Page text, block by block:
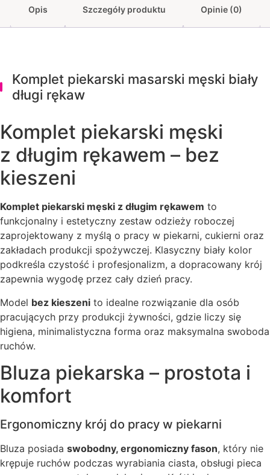
Opis Szczegóły produktu Opinie (0)
Komplet piekarski masarski męski biały
długi rękaw
Komplet piekarski męski
z długim rękawem – bez
kieszeni
Komplet piekarski męski z długim rękawem to
funkcjonalny i estetyczny zestaw odzieży roboczej
zaprojektowany z myślą o pracy w piekarni, cukierni oraz
zakładach produkcji spożywczej. Klasyczny biały kolor
podkreśla czystość i profesjonalizm, a dopracowany krój
zapewnia wygodę przez cały dzień pracy.
Model bez kieszeni to idealne rozwiązanie dla osób
pracujących przy produkcji żywności, gdzie liczy się
higiena, minimalistyczna forma oraz maksymalna swoboda
ruchów.
Bluza piekarska – prostota i
komfort
Ergonomiczny krój do pracy w piekarni
Bluza posiada swobodny, ergonomiczny fason, który nie
krępuje ruchów podczas wyrabiania ciasta, obsługi pieca